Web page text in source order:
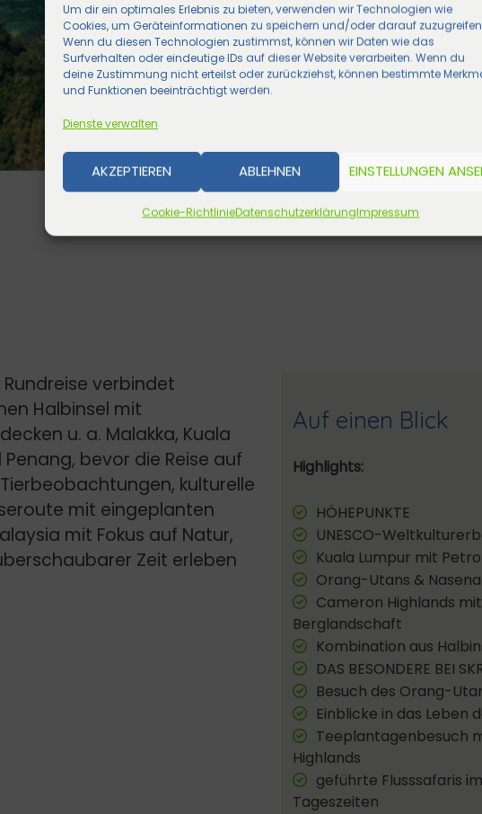
Um dir ein optimales Erlebnis zu bieten, verwenden wir Technologien wie
Cookies, um Geräteinformationen zu speichern und/oder darauf
Wenn du diesen Technologien zustimmst, können wir Daten wie das
Surfverhalten oder eindeutige IDs auf dieser Website verarbeiten. Wenn du
deine Zustimmung nicht erteilst oder zurückziehst, können bestimmte
und Funktionen beeinträchtigt werden.
Dienste verwalten
AKZEPTIEREN ABLEHNEN EINSTELLUNGEN
Cookie-RichtlinieDatenschutzerklärungImpressum
Rundreise verbindet
Halbinsel mit
u. a. Malakka, Kuala
bevor die Reise auf
kulturelle
mit eingeplanten
mit Fokus auf Natur,
Zeit erleben
Auf einen Blick
Highlights:
HÖHEPUNKTE
UNESCO-
Kuala Lumpur mit
Orang-Utans &
Cameron Highlands
Berglandschaft
Kombination aus
DAS BESONDERE BEI
Besuch des Orang-
Einblicke in das Leben
Teeplantagenbesuch
Highlands
geführte Flusssafaris
Tageszeiten